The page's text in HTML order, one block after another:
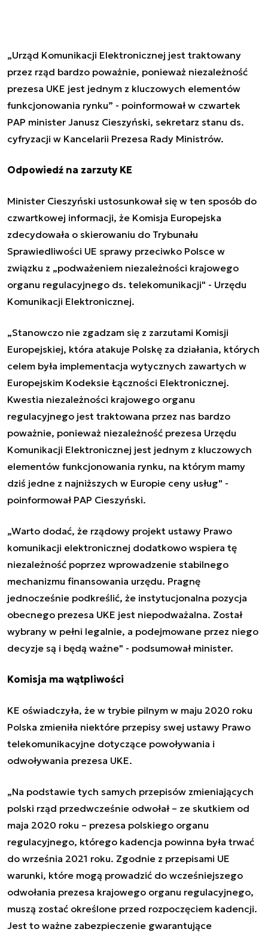
„Urząd Komunikacji Elektronicznej jest traktowany
przez rząd bardzo poważnie, ponieważ niezależność
prezesa UKE jest jednym z kluczowych elementów
funkcjonowania rynku” - poinformował w czwartek
PAP minister Janusz Cieszyński, sekretarz stanu ds.
cyfryzacji w Kancelarii Prezesa Rady Ministrów.
Odpowiedź na zarzuty KE
Minister Cieszyński ustosunkował się w ten sposób do
czwartkowej informacji, że Komisja Europejska
zdecydowała o skierowaniu do Trybunału
Sprawiedliwości UE sprawy przeciwko Polsce w
związku z „podważeniem niezależności krajowego
organu regulacyjnego ds. telekomunikacji" - Urzędu
Komunikacji Elektronicznej.
„Stanowczo nie zgadzam się z zarzutami Komisji
Europejskiej, która atakuje Polskę za działania, których
celem była implementacja wytycznych zawartych w
Europejskim Kodeksie Łączności Elektronicznej.
Kwestia niezależności krajowego organu
regulacyjnego jest traktowana przez nas bardzo
poważnie, ponieważ niezależność prezesa Urzędu
Komunikacji Elektronicznej jest jednym z kluczowych
elementów funkcjonowania rynku, na którym mamy
dziś jedne z najniższych w Europie ceny usług" -
poinformował PAP Cieszyński.
„Warto dodać, że rządowy projekt ustawy Prawo
komunikacji elektronicznej dodatkowo wspiera tę
niezależność poprzez wprowadzenie stabilnego
mechanizmu finansowania urzędu. Pragnę
jednocześnie podkreślić, że instytucjonalna pozycja
obecnego prezesa UKE jest niepodważalna. Został
wybrany w pełni legalnie, a podejmowane przez niego
decyzje są i będą ważne" - podsumował minister.
Komisja ma wątpliwości
KE oświadczyła, że w trybie pilnym w maju 2020 roku
Polska zmieniła niektóre przepisy swej ustawy Prawo
telekomunikacyjne dotyczące powoływania i
odwoływania prezesa UKE.
„Na podstawie tych samych przepisów zmieniających
polski rząd przedwcześnie odwołał – ze skutkiem od
maja 2020 roku – prezesa polskiego organu
regulacyjnego, którego kadencja powinna była trwać
do września 2021 roku. Zgodnie z przepisami UE
warunki, które mogą prowadzić do wcześniejszego
odwołania prezesa krajowego organu regulacyjnego,
muszą zostać określone przed rozpoczęciem kadencji.
Jest to ważne zabezpieczenie gwarantujące